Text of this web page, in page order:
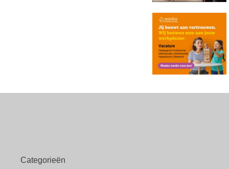
Categorieën